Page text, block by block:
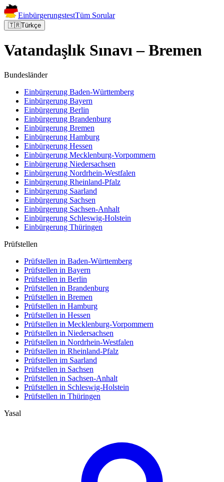
EinbürgerungstestTüm Sorular
🇹🇷Türkçe
Vatandaşlık Sınavı – Bremen
Bundesländer
Einbürgerung Baden-Württemberg
Einbürgerung Bayern
Einbürgerung Berlin
Einbürgerung Brandenburg
Einbürgerung Bremen
Einbürgerung Hamburg
Einbürgerung Hessen
Einbürgerung Mecklenburg-Vorpommern
Einbürgerung Niedersachsen
Einbürgerung Nordrhein-Westfalen
Einbürgerung Rheinland-Pfalz
Einbürgerung Saarland
Einbürgerung Sachsen
Einbürgerung Sachsen-Anhalt
Einbürgerung Schleswig-Holstein
Einbürgerung Thüringen
Prüfstellen
Prüfstellen in Baden-Württemberg
Prüfstellen in Bayern
Prüfstellen in Berlin
Prüfstellen in Brandenburg
Prüfstellen in Bremen
Prüfstellen in Hamburg
Prüfstellen in Hessen
Prüfstellen in Mecklenburg-Vorpommern
Prüfstellen in Niedersachsen
Prüfstellen in Nordrhein-Westfalen
Prüfstellen in Rheinland-Pfalz
Prüfstellen im Saarland
Prüfstellen in Sachsen
Prüfstellen in Sachsen-Anhalt
Prüfstellen in Schleswig-Holstein
Prüfstellen in Thüringen
Yasal